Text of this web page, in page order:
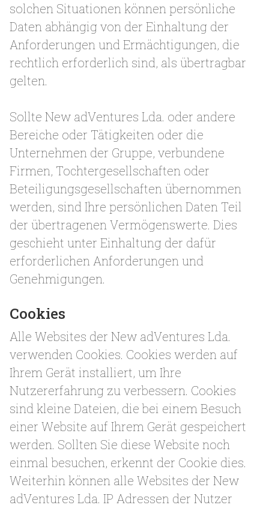
solchen Situationen können persönliche
Daten abhängig von der Einhaltung der
Anforderungen und Ermächtigungen, die
rechtlich erforderlich sind, als übertragbar
gelten.
Sollte New adVentures Lda. oder andere
Bereiche oder Tätigkeiten oder die
Unternehmen der Gruppe, verbundene
Firmen, Tochtergesellschaften oder
Beteiligungsgesellschaften übernommen
werden, sind Ihre persönlichen Daten Teil
der übertragenen Vermögenswerte. Dies
geschieht unter Einhaltung der dafür
erforderlichen Anforderungen und
Genehmigungen.
Cookies
Alle Websites der New adVentures Lda.
verwenden Cookies. Cookies werden auf
Ihrem Gerät installiert, um Ihre
Nutzererfahrung zu verbessern. Cookies
sind kleine Dateien, die bei einem Besuch
einer Website auf Ihrem Gerät gespeichert
werden. Sollten Sie diese Website noch
einmal besuchen, erkennt der Cookie dies.
Weiterhin können alle Websites der New
adVentures Lda. IP Adressen der Nutzer